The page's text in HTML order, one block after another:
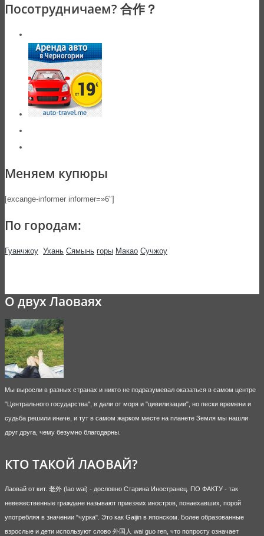
Посотрудничаем? 合作？
Меняем купюры
[excange-informer informer=»6″]
По городам:
Гуанчжоу Ухань Сямынь горы Макао Сучжоу
О двух Лаоваях
Мы выросли в разных странах и никто не подразумевал оказаться в самом центре
"Центрального государства", в дали от моря и "цивилизации", но пески времени и
судьба решили иначе, и тут в самом жарком месте на планете Земля мы нашли
друг друга, чему безумно благодарны.
КТО ТАКОЙ ЛАОВАЙ?
Лаовай от кит. 老外 (lao wai) - дословно Старина Иностранец. ПО ФАКТУ - так
невежественные граждане называют приезжих иностров, понаехавших, порой
употребляя в значении "чурка". Это как Gaijin в японском. Более образованные
взрослые и дети используют слово 外国人 wai guo ren, что попросту означает